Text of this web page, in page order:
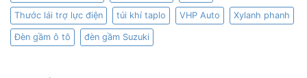
Thước lái trợ lực điện túi khí taplo VHP Auto Xylanh phanh
Đèn gầm ô tô đèn gầm Suzuki